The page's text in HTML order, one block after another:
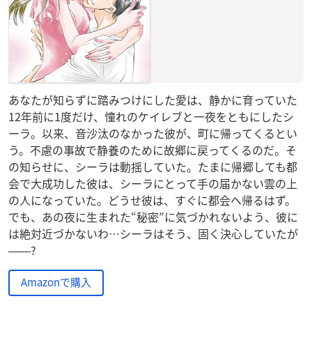
あなたが知らずに踏みつけにした愛は、静かに育っていた
12年前に1度だけ、憧れのケイレブと一夜をともにしたシ
ーラ。以来、音沙汰のなかった彼が、町に帰ってくるとい
う。不慮の事故で静養のために故郷に戻ってくるのだ。そ
の知らせに、シーラは動揺していた。たまに帰郷しても都
会で大成功した彼は、シーラにとって手の届かない雲の上
の人になっていた。どうせ彼は、すぐに都会へ帰るはず。
でも、あの夜に生まれた“秘密”に気づかれないよう、彼に
は絶対近づかないわ…シーラはそう、固く決心していたが
――?
Amazonで購入